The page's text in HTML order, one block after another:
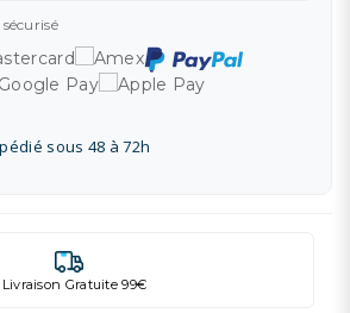
sous 48 à 72h
Livraison Gratuite 99€